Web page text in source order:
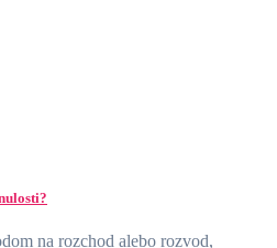
na rozchod alebo rozvod,